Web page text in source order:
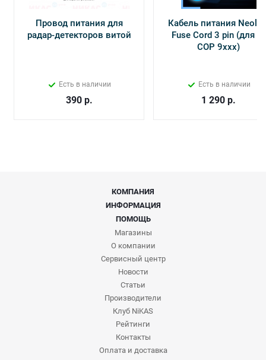
Провод питания для
радар-детекторов витой
Есть в наличии
390р.
Кабель питания
Fuse Cord 3 pin (для Х-
СОР 9ххх)
Есть в наличии
1 290 р.
КОМПАНИЯ
ИНФОРМАЦИЯ
ПОМОЩЬ
Магазины
О компании
Сервисный центр
Новости
Статьи
Производители
Клуб NiKAS
Рейтинги
Контакты
Оплата и доставка